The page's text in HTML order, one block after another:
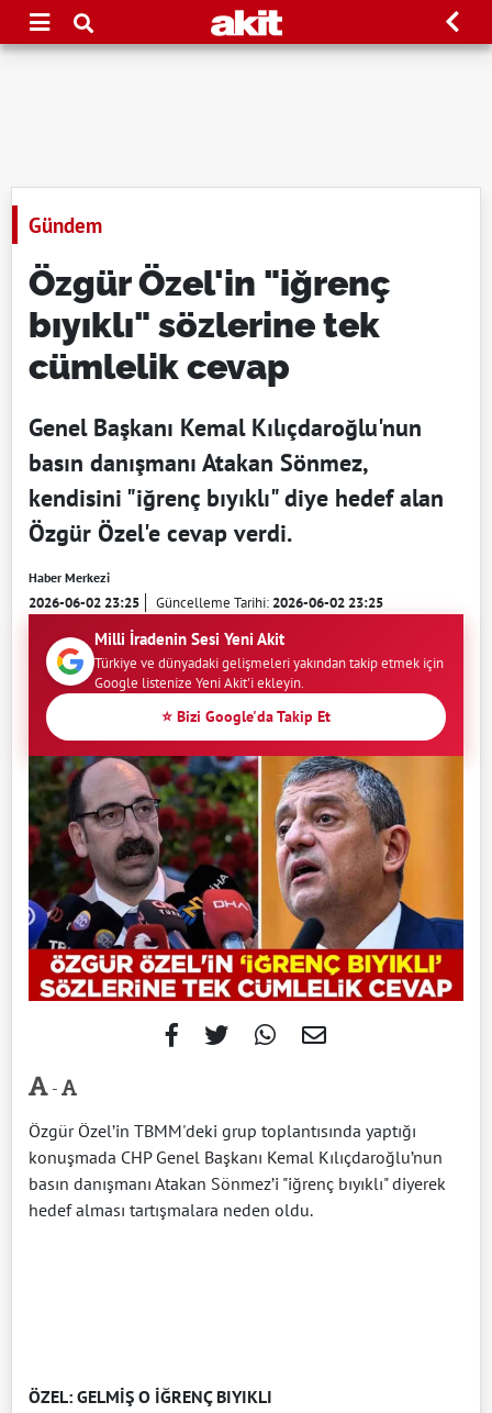
Gündem
Özgür Özel'in "iğrenç
bıyıklı" sözlerine tek
cümlelik cevap
Genel Başkanı Kemal Kılıçdaroğlu'nun
basın danışmanı Atakan Sönmez,
kendisini "iğrenç bıyıklı" diye hedef alan
Özgür Özel'e cevap verdi.
Haber Merkezi
2026-06-02 23:25 Güncelleme Tarihi:2026-06-02 23:25
Milli İradenin Sesi Yeni Akit
Türkiye ve dünyadaki gelişmeleri yakından takip etmek için
Google listenize Yeni Akit'i ekleyin.
⭐ Bizi Google'da Takip Et
-
Özgür Özel’in TBMM'deki grup toplantısında yaptığı
konuşmada CHP Genel Başkanı Kemal Kılıçdaroğlu’nun
basın danışmanı Atakan Sönmez’i "iğrenç bıyıklı" diyerek
hedef alması tartışmalara neden oldu.
ÖZEL: GELMİŞ O İĞRENÇ BIYIKLI